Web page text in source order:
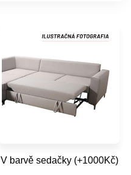
V barvě sedačky (+1000Kč)